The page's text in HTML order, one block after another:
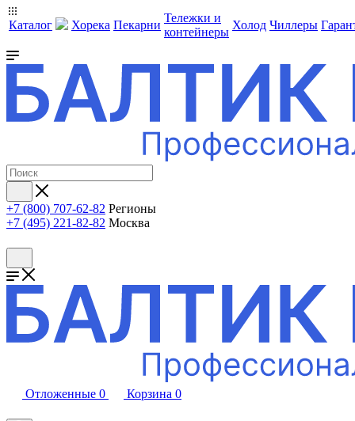
Каталог Хорека Пекарни
Тележки и
контейнеры
Холод Чиллеры
+7 (800) 707-62-82 Регионы
+7 (495) 221-82-82 Москва
Отложенные 0 Корзина 0